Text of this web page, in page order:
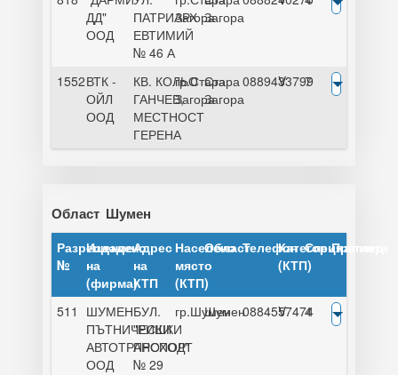
ДД"
ООД
ПАТРИАРХ
ЕВТИМИЙ
№ 46 А
ЗагораЗагора
1552ВТК -
ОЙЛ
ООД
КВ. КОЛЬО
ГАНЧЕВ,
МЕСТНОСТ
ГЕРЕНА
гр.Стара
Загора
Стара
Загора
0889433799
V 7
Област Шумен
Разрешение
№
Издадено
на
(фирма)
Адрес
на
КТП
Населено
място
(КТП)
ОбластТелефонКатегория
(КТП)
Специалисти
Преглед
511
ШУМЕН
ПЪТНИЧЕСКИ
АВТОТРАНСПОРТ
ООД
БУЛ.
"РИШКИ
ПРОХОД"
№ 29
гр.Шумен
Шумен0884557474
V 4